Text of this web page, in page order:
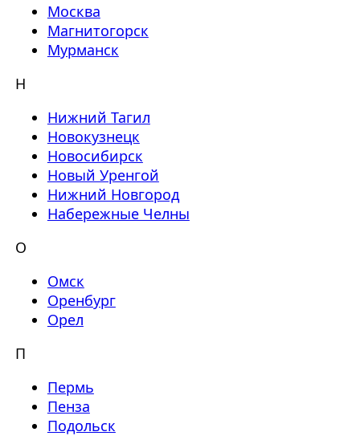
Москва
Магнитогорск
Мурманск
Н
Нижний Тагил
Новокузнецк
Новосибирск
Новый Уренгой
Нижний Новгород
Набережные Челны
О
Омск
Оренбург
Орел
П
Пермь
Пенза
Подольск